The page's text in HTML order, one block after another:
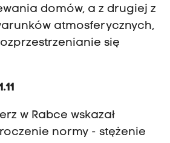
domów, a z drugiej z
atmosferycznych,
się
w Rabce wskazał
normy - stężenie